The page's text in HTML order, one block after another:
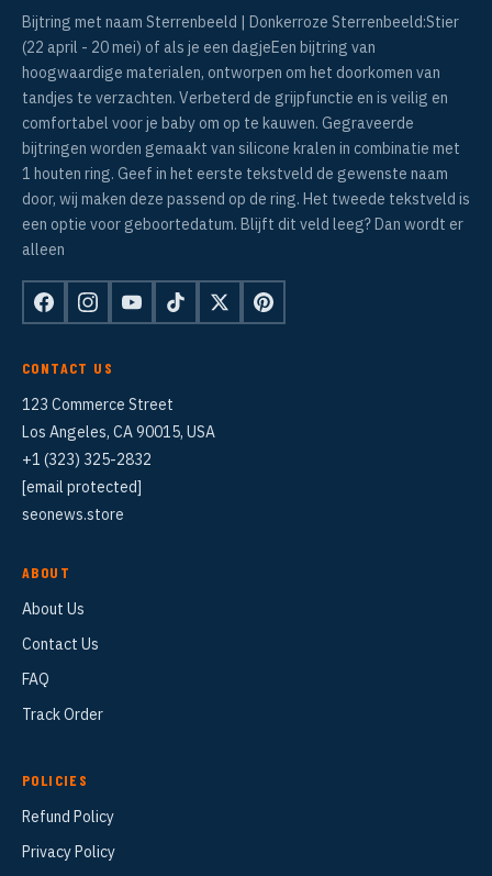
Bijtring met naam Sterrenbeeld | Donkerroze Sterrenbeeld:Stier
(22 april - 20 mei) of als je een dagjeEen bijtring van
hoogwaardige materialen, ontworpen om het doorkomen van
tandjes te verzachten. Verbeterd de grijpfunctie en is veilig en
comfortabel voor je baby om op te kauwen. Gegraveerde
bijtringen worden gemaakt van silicone kralen in combinatie met
1 houten ring. Geef in het eerste tekstveld de gewenste naam
door, wij maken deze passend op de ring. Het tweede tekstveld is
een optie voor geboortedatum. Blijft dit veld leeg? Dan wordt er
alleen
CONTACT US
123 Commerce Street
Los Angeles, CA 90015, USA
+1 (323) 325-2832
[email protected]
seonews.store
ABOUT
About Us
Contact Us
FAQ
Track Order
POLICIES
Refund Policy
Privacy Policy